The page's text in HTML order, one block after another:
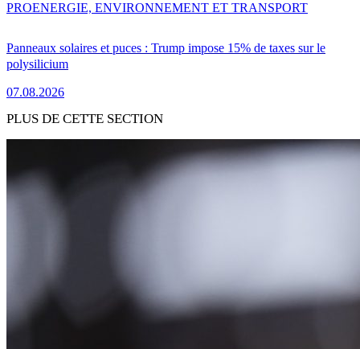
Panneaux solaires et puces : Trump impose 15% de taxes sur le
polysilicium
07.08.2026
PROENERGIE, ENVIRONNEMENT ET TRANSPORT
PLUS DE CETTE SECTION